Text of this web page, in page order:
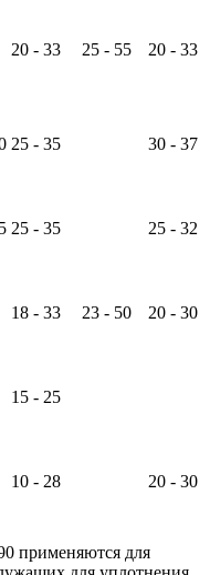
20 - 33 25 - 55 20 - 33
25 - 35 30 - 37
25 - 35 25 - 32
18 - 33 23 - 50 20 - 30
15 - 25
10 - 28 20 - 30
применяются для